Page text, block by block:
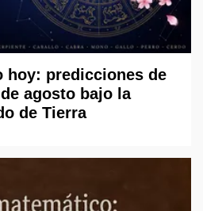
hoy: predicciones de
agosto bajo la
de Tierra